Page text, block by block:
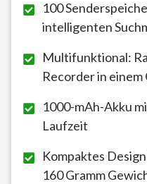
100
intelligenten
Multifunktional:
Recorder in einem
1000-mAh-Akku
Laufzeit
Kompaktes
160 Gramm